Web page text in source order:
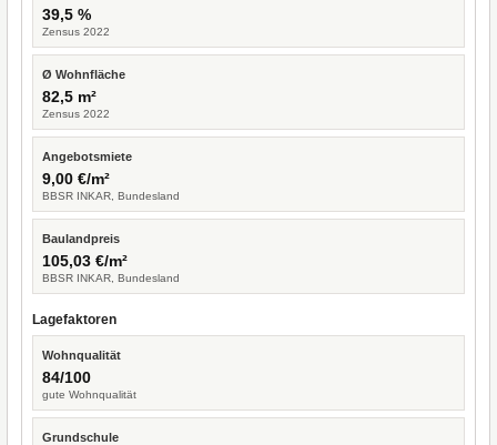
39,5 %
Zensus 2022
Ø Wohnfläche
82,5 m²
Zensus 2022
Angebotsmiete
9,00 €/m²
BBSR INKAR, Bundesland
Baulandpreis
105,03 €/m²
BBSR INKAR, Bundesland
Lagefaktoren
Wohnqualität
84/100
gute Wohnqualität
Grundschule